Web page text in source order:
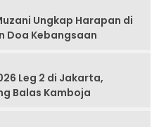
Ungkap Harapan di
Doa Kebangsaan
Leg 2 di Jakarta,
Balas Kamboja